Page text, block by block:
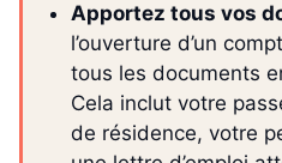
Apportez tous vos
l’ouverture d’un
tous les documents
Cela inclut votre
de résidence, votre